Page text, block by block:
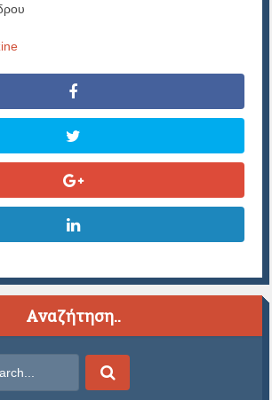
Αναζήτηση..